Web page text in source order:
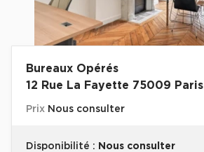
Bureaux Opérés
12 Rue La Fayette 75009 Paris
Prix Nous consulter
Disponibilité : Nous consulter